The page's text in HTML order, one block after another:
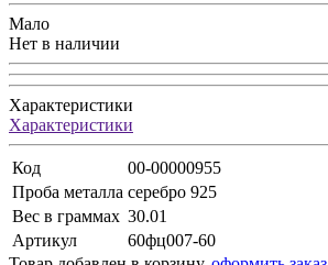
Мало
Нет в наличии
Характеристики
Характеристики
Код
00-00000955
Проба металла серебро 925
Вес в граммах 30.01
Артикул
60фц007-60